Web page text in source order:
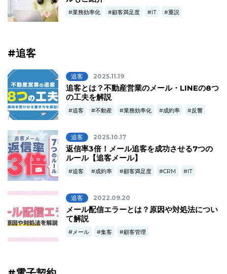
業務効率化 顧客満足度 IT 重説
#追客
追客 2025.11.19
追客とは？不動産営業のメール・LINEの8つ
の工夫を解説
追客 不動産 業務効率化 成約率 反響
追客 2025.10.17
返信率3倍！メール追客を成功させる7つの
ルール【追客メール】
追客 成約率 顧客満足度 CRM IT
追客 2022.09.20
メール配信エラーとは？原因や対処法につい
て解説
メール 集客 顧客管理